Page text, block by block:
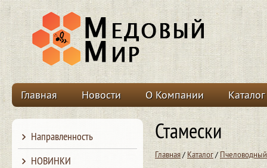
Главная Новости О Компании Каталог
Стамески
Главная/ Каталог/
Направленность
НОВИНКИ